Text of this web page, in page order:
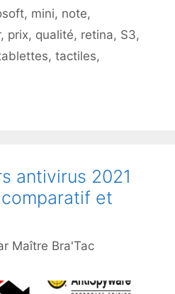
, mini, note,
, prix, qualité, retina, S3,
, tactiles,
antivirus 2021
et
Maître Bra'Tac